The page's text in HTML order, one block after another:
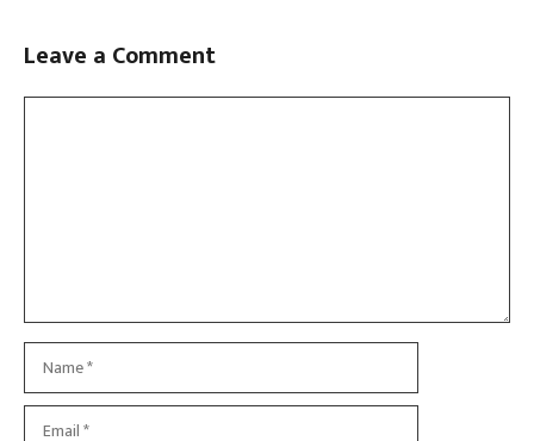
Slide 3 of 6
Leave a Comment